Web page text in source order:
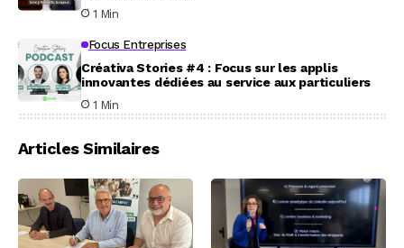
1 Min
Focus Entreprises
Créativa Stories #4 : Focus sur les applis
innovantes dédiées au service aux particuliers
1 Min
Articles Similaires